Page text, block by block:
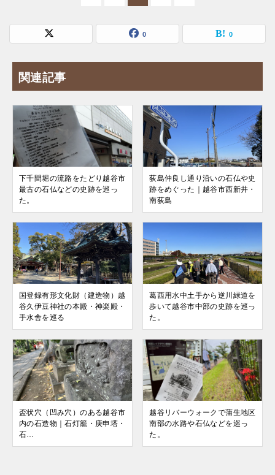
0 0
関連記事
下千間堀の流路をたどり越谷市
最古の石仏などの史跡を巡っ
た。
荻島仲良し通り沿いの石仏や史
跡をめぐった｜越谷市西新井・
南荻島
国登録有形文化財（建造物）越
谷久伊豆神社の本殿・神楽殿・
手水舎を巡る
葛西用水中土手から逆川緑道を
歩いて越谷市中部の史跡を巡っ
た。
盃状穴（凹み穴）のある越谷市
内の石造物｜石灯籠・庚申塔・
石…
越谷リバーウォークで蒲生地区
南部の水路や石仏などを巡っ
た。